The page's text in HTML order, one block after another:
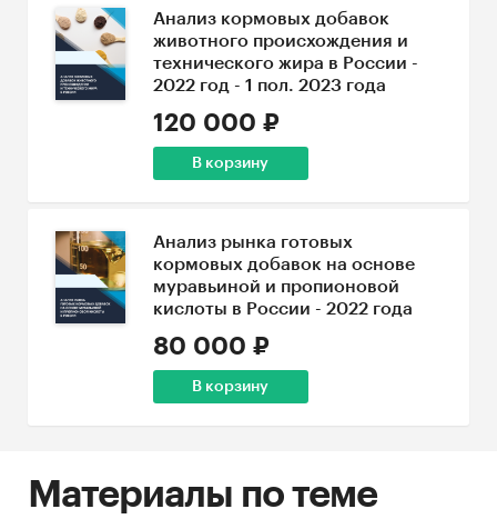
Анализ кормовых добавок
животного происхождения и
технического жира в России -
2022 год - 1 пол. 2023 года
120 000 ₽
В корзину
Анализ рынка готовых
кормовых добавок на основе
муравьиной и пропионовой
кислоты в России - 2022 года
80 000 ₽
В корзину
Материалы по теме